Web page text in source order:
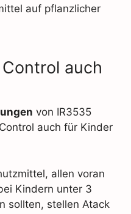
auf pflanzlicher
auch
von IR3535
auch für Kinder
allen voran
Kindern unter 3
sollten, stellen Atack